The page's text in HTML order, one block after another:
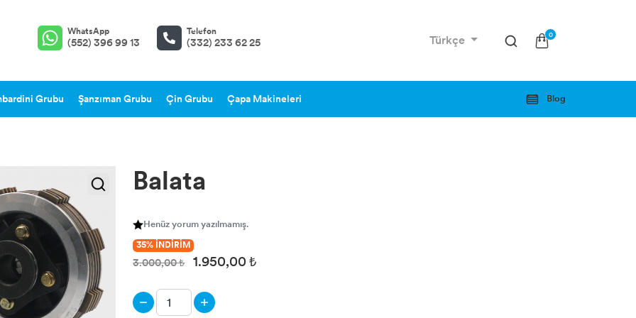
WhatsApp
(552) 396 99 13
Telefon
(332) 233 62 25 Türkçe 0
Grubu Şanzıman Grubu Çin Grubu Çapa Makineleri Blog
Balata
Henüz yorum yazılmamış.
35% İNDİRİM
3.000,00 ₺ 1.950,00 ₺